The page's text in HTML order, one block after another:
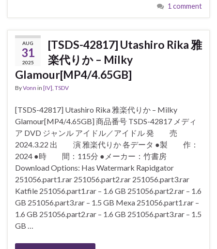
1 comment
AUG
31
2025
[TSDS-42817] Utashiro Rika 雅
楽代りか – Milky
Glamour[MP4/4.65GB]
ByVonn in [IV], TSDV
[TSDS-42817] Utashiro Rika 雅楽代りか – Milky
Glamour[MP4/4.65GB] 商品番号 TSDS-42817 メディ
ア DVD ジャンル アイドル／アイドル 発 売
2024.3.22 出 演 雅楽代りか 各データ ●製 作：
2024 ●時 間：115分 ●メーカー：竹書房
Download Options: Has Watermark Rapidgator
251056.part1.rar 251056.part2.rar 251056.part3.rar
Katfile 251056.part1.rar – 1.6 GB 251056.part2.rar – 1.6
GB 251056.part3.rar – 1.5 GB Mexa 251056.part1.rar –
1.6 GB 251056.part2.rar – 1.6 GB 251056.part3.rar – 1.5
GB …